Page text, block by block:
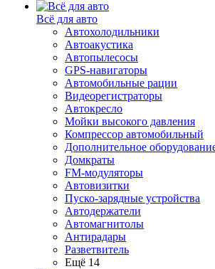
Всё для авто
Автохолодильники
Автоакустика
Автопылесосы
GPS-навигаторы
Автомобильные рации
Видеорегистраторы
Автокресло
Мойки высокого давления
Компрессор автомобильный
Дополнительное
Домкраты
FM-модуляторы
Автовизитки
Пуско-зарядные устройства
Автодержатели
Автомагнитолы
Антирадары
Разветвитель
Ещё 14